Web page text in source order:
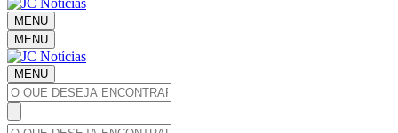
MENU
MENU
MENU